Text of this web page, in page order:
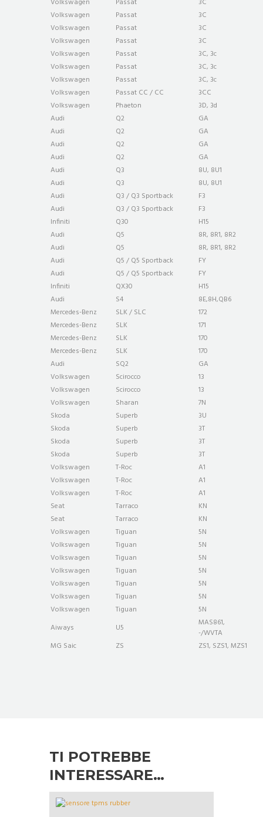
Volkswagen
Passat
3C
Volkswagen
Passat
3C
Volkswagen
Passat
3C
Volkswagen
Passat
3C, 3c
Volkswagen
Passat
3C, 3c
Volkswagen
Passat
3C, 3c
Volkswagen
Passat CC / CC
3CC
Volkswagen
Phaeton
3D, 3d
Audi
Q2
GA
Audi
Q2
GA
Audi
Q2
GA
Audi
Q2
GA
Audi
Q3
8U, 8U1
Audi
Q3
8U, 8U1
Audi
Q3 / Q3 Sportback
F3
Audi
Q3 / Q3 Sportback
F3
Infiniti
Q30
H15
Audi
Q5
8R, 8R1, 8R2
Audi
Q5
8R, 8R1, 8R2
Audi
Q5 / Q5 Sportback
FY
Audi
Q5 / Q5 Sportback
FY
Infiniti
QX30
H15
Audi
S4
8E,8H,QB6
Mercedes-Benz
SLK / SLC
172
Mercedes-Benz
SLK
171
Mercedes-Benz
SLK
170
Mercedes-Benz
SLK
170
Audi
SQ2
GA
Volkswagen
Scirocco
13
Volkswagen
Scirocco
13
Volkswagen
Sharan
7N
Skoda
Superb
3U
Skoda
Superb
3T
Skoda
Superb
3T
Skoda
Superb
3T
Volkswagen
T-Roc
A1
Volkswagen
T-Roc
A1
Volkswagen
T-Roc
A1
Seat
Tarraco
KN
Seat
Tarraco
KN
Volkswagen
Tiguan
5N
Volkswagen
Tiguan
5N
Volkswagen
Tiguan
5N
Volkswagen
Tiguan
5N
Volkswagen
Tiguan
5N
Volkswagen
Tiguan
5N
Volkswagen
Tiguan
5N
Aiways
U5
MAS861,
-/WVTA
MG Saic
ZS ZS1, SZS1, MZS1
TI POTREBBE
INTERESSARE…